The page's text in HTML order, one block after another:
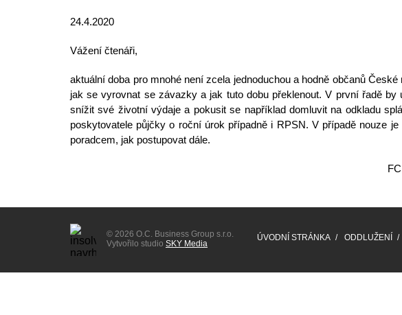
24.4.2020
Vážení čtenáři,
aktuální doba pro mnohé není zcela jednoduchou a hodně občanů
jak sevyrovnat se závazkya jak tuto dobu překlenout. V první řadě by
snížit své životní výdaje a pokusit se například domluvit na odkladu
poskytovatele půjčky o roční úrok případně i RPSN. V případě nouze je
poradcem, jak postupovat dále.
© 2026 O.C. Business Group s.r.o.
Vytvořilo studio SKY Media
ÚVODNÍ STRÁNKA ODDLUŽENÍ